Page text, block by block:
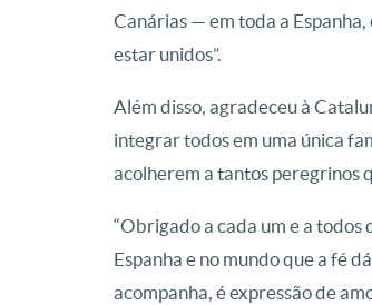
Canárias — em toda a
estar unidos”.
Além disso, agradeceu à
integrar todos em uma única
acolherem a tantos peregrinos
“Obrigado a cada um e a
Espanha e no mundo que a fé
acompanha, é expressão de